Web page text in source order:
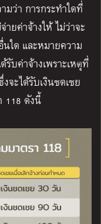
มว่า การกระทำใดที่
ยค่าจ้างให้ ไม่ว่าจะ
ใด และหมายความ
บค่าจ้างเพราะเหตุที่
งจะได้รับเงินชดเชย
118 ดังนี้